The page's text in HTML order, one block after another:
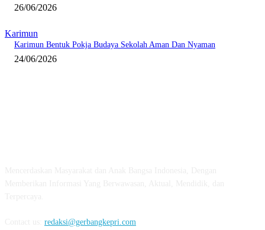
26/06/2026
Karimun
Karimun Bentuk Pokja Budaya Sekolah Aman Dan Nyaman
24/06/2026
redaksi@gerbangkepri.com